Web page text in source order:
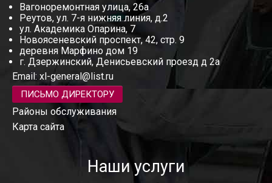
Вагоноремонтная улица, 26а
Реутов, ул. 7-я нижняя линия, д.2
ул. Академика Опарина, 7
Новоясеневский проспект, 42, стр. 9
деревня Марфино дом 19
г. Дзержинский, Денисьевский проезд д 2а
Email: xl-general@list.ru
ПИСЬМО ДИРЕКТОРУ
Районы обслуживания
Карта сайта
Наши услуги